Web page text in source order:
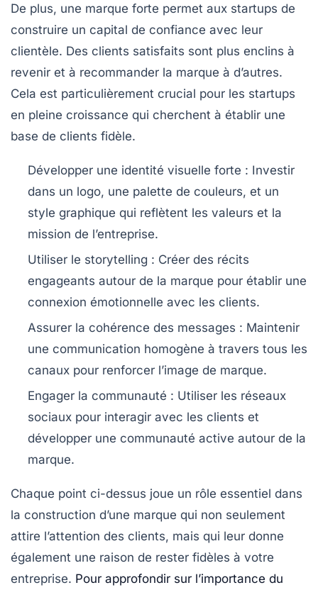
De plus, une marque forte permet aux startups de
construire un capital de confiance avec leur
clientèle. Des clients satisfaits sont plus enclins à
revenir et à recommander la marque à d’autres.
Cela est particulièrement crucial pour les startups
en pleine croissance qui cherchent à établir une
base de clients fidèle.
Développer une identité visuelle forte : Investir
dans un logo, une palette de couleurs, et un
style graphique qui reflètent les valeurs et la
mission de l’entreprise.
Utiliser le storytelling : Créer des récits
engageants autour de la marque pour établir une
connexion émotionnelle avec les clients.
Assurer la cohérence des messages : Maintenir
une communication homogène à travers tous les
canaux pour renforcer l’image de marque.
Engager la communauté : Utiliser les réseaux
sociaux pour interagir avec les clients et
développer une communauté active autour de la
marque.
Chaque point ci-dessus joue un rôle essentiel dans
la construction d’une marque qui non seulement
attire l’attention des clients, mais qui leur donne
également une raison de rester fidèles à votre
entreprise. Pour approfondir sur l’importance du